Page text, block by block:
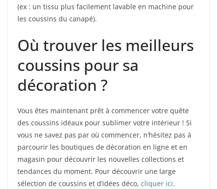
(ex : un tissu plus facilement lavable en machine pour
les coussins du canapé).
Où trouver les meilleurs
coussins pour sa
décoration ?
Vous êtes maintenant prêt à commencer votre quête
des coussins idéaux pour sublimer votre intérieur ! Si
vous ne savez pas par où commencer, n’hésitez pas à
parcourir les boutiques de décoration en ligne et en
magasin pour découvrir les nouvelles collections et
tendances du moment. Pour découvrir une large
sélection de coussins et d’idées déco, cliquer ici.